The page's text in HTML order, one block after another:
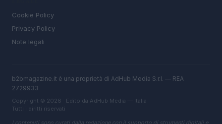
Cookie Policy
Privacy Policy
Note legali
b2bmagazine.it è una proprietà di AdHub Media S.r.l. — REA
2729933
Copyright © 2026 · Edito da AdHub Media — Italia
Tutti i diritti riservati